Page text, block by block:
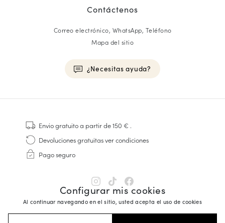
Configurar mis cookies
Al continuar navegando en el sitio, usted acepta el uso de cookies
Contáctenos
Correo electrónico, WhatsApp, Teléfono
Mapa del sitio
¿Necesitas ayuda?
Zapatillas
Cosido Goodyear
Derbies y Richelieu
Zapatos Richelieu Hombre
Maletines Business
Zapatillas Blancas Hombre
Envio gratuitoa partir de 150 €
Devoluciones gratuitasver condiciones
Pago seguro